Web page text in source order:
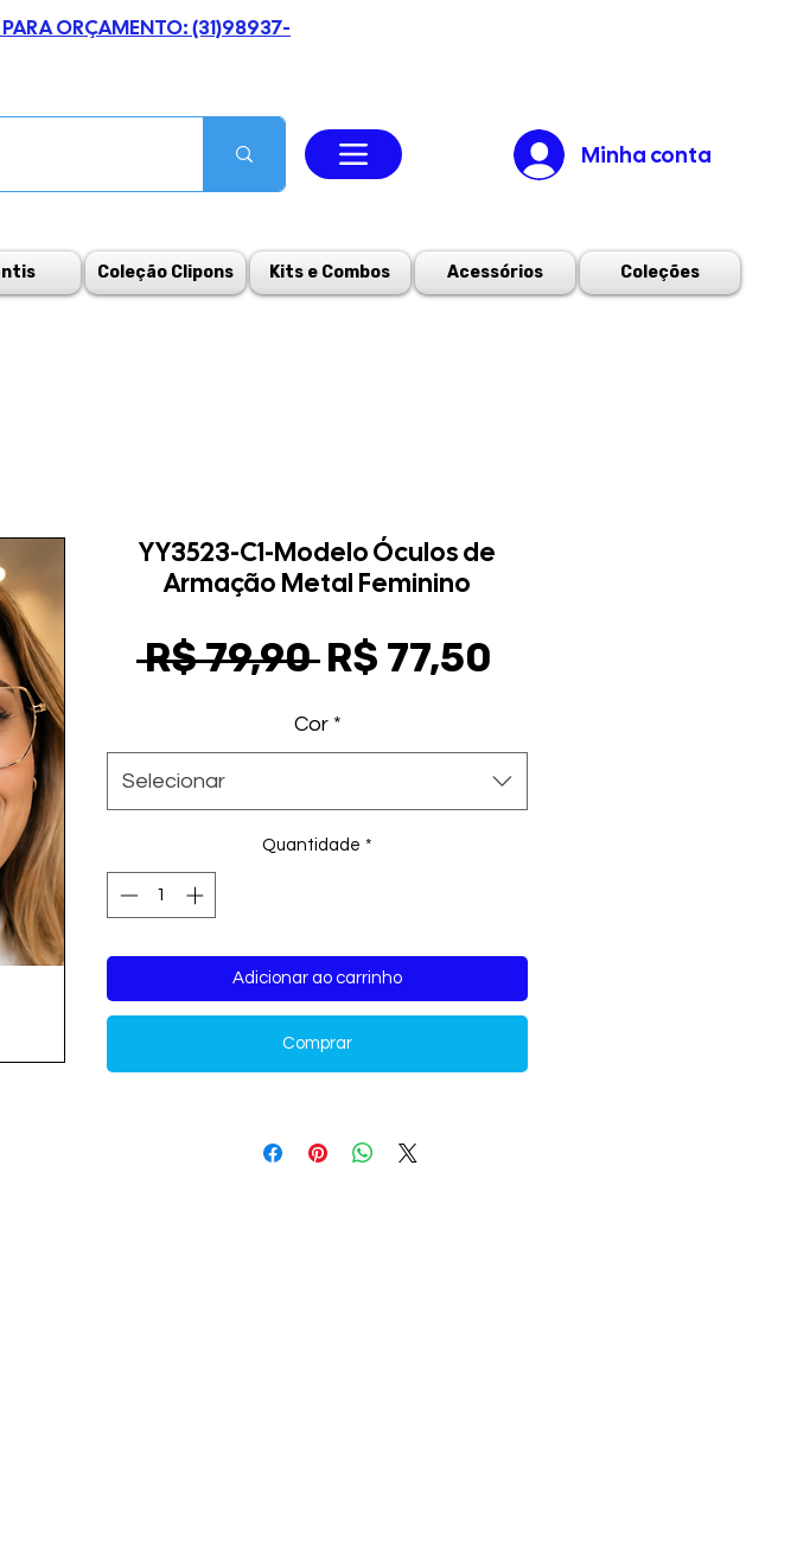
PARA ORÇAMENTO: (31)98937-
Minha conta
Coleção Clipons Kits e Combos Acessórios Coleções
YY3523-C1-Modelo Óculos de
Armação Metal Feminino
R$ 79,90 Preço
normal
R$ 77,50
Cor *
Selecionar
Quantidade *
Adicionar ao carrinho
Comprar